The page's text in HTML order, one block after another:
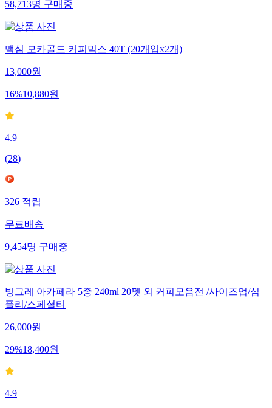
58,713명구매중
맥심 모카골드 커피믹스 40T (20개입x2개)
13,000원
16%10,880원
4.9
(28)
326적립
무료배송
9,454명구매중
빙그레 아카페라 5종 240ml 20펫 외 커피모음전 /사이즈업/심
플리/스페셜티
26,000원
29%18,400원
4.9